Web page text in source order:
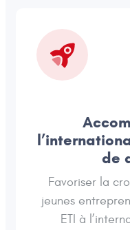
de
Favoriser la
jeunes
ETI à